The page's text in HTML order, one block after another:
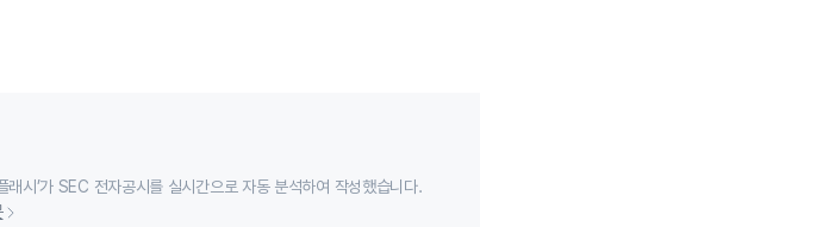
시’가 SEC 전자공시를 실시간으로 자동 분석하여 작성했습니다.